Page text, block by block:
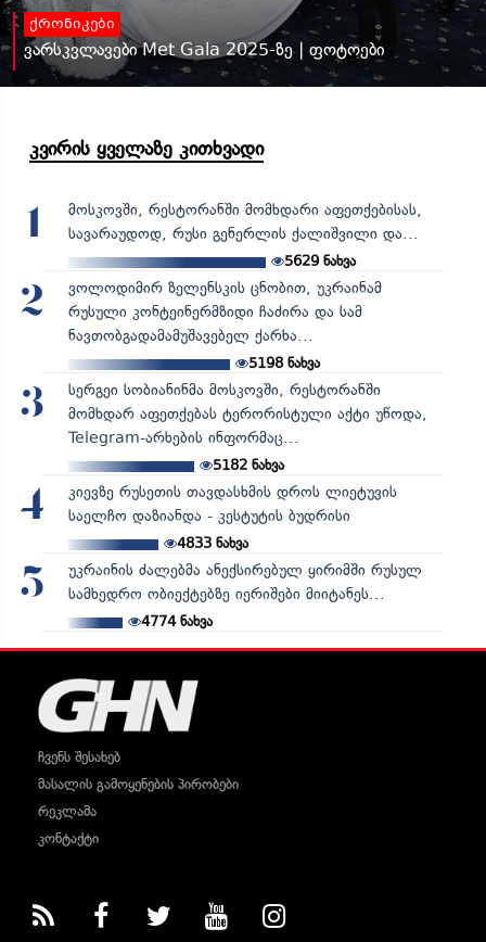
ქრონიკები
ვარსკვლავები Met Gala 2025-ზე | ფოტოები
კვირის ყველაზე კითხვადი
1
მოსკოვში, რესტორანში მომხდარი აფეთქებისას,
სავარაუდოდ, რუსი გენერლის ქალიშვილი და...
5629 ნახვა
2
ვოლოდიმირ ზელენსკის ცნობით, უკრაინამ
რუსული კონტეინერმზიდი ჩაძირა და სამ
ნავთობგადამამუშავებელ ქარხა...
5198ნახვა
3
სერგეი სობიანინმა მოსკოვში, რესტორანში
მომხდარ აფეთქებას ტერორისტული აქტი უწოდა,
Telegram-არხების ინფორმაც...
5182ნახვა
4
კიევზე რუსეთის თავდასხმის დროს ლიეტუვის
საელჩო დაზიანდა - კესტუტის ბუდრისი
4833ნახვა
5
უკრაინის ძალებმა ანექსირებულ ყირიმში რუსულ
სამხედრო ობიექტებზე იერიშები მიიტანეს...
4774ნახვა
ჩვენს შესახებ
მასალის გამოყენების პირობები
რეკლამა
კონტაქტი